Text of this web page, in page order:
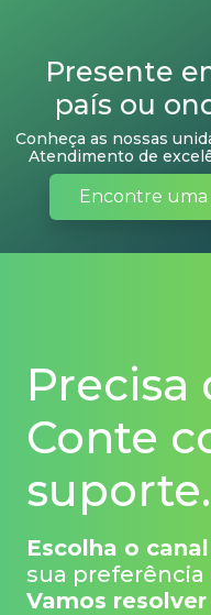
Presente
país ou
Conheça as nossas
Atendimento de
Encontre
Precisa
Conte
suporte.
Escolha o
sua
Vamos